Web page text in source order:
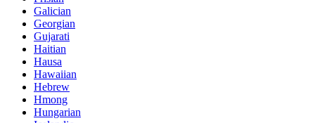
Galician
Georgian
Gujarati
Haitian
Hausa
Hawaiian
Hebrew
Hmong
Hungarian